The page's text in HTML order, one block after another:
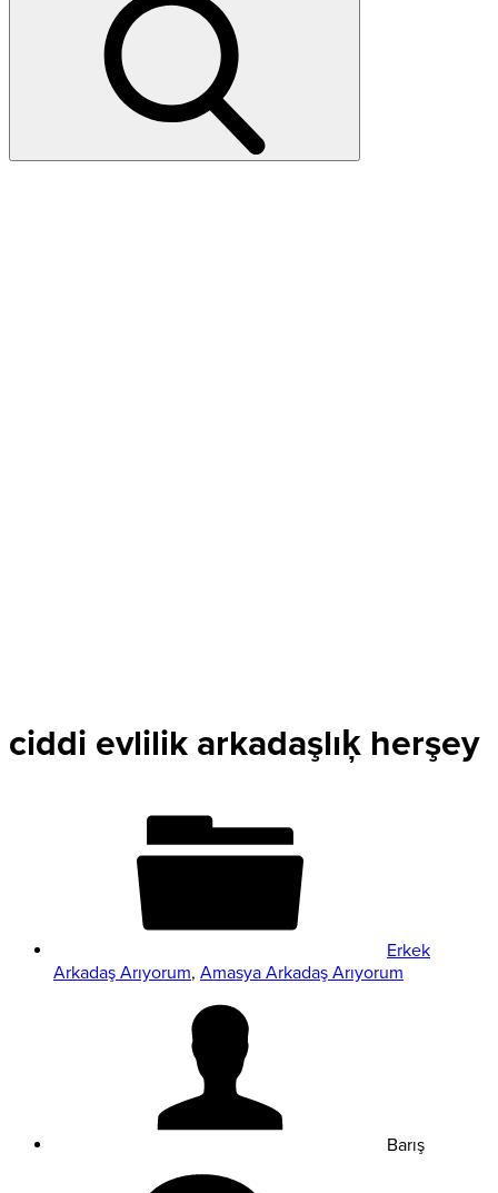
ciddi evlilik arkadaşlıķ herşey
Erkek
Arkadaş Arıyorum, Amasya Arkadaş Arıyorum
Barış